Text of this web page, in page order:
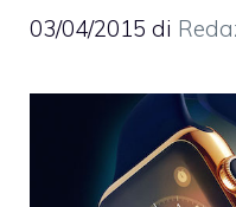
03/04/2015 di